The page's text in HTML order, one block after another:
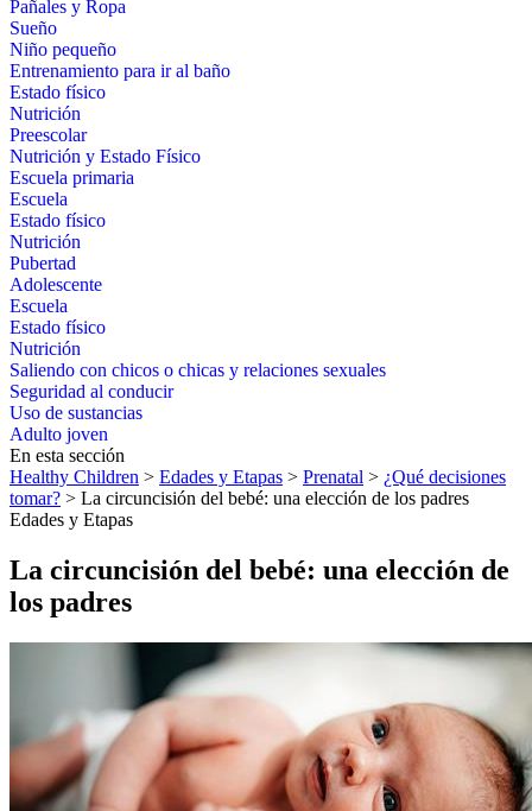
Pañales y Ropa
Sueño
Niño pequeño
Entrenamiento para ir al baño
Estado físico
Nutrición
Preescolar
Nutrición y Estado Físico
Escuela primaria
Escuela
Estado físico
Nutrición
Pubertad
Adolescente
Escuela
Estado físico
Nutrición
Saliendo con chicos o chicas y relaciones sexuales
Seguridad al conducir
Uso de sustancias
Adulto joven
En esta sección
Healthy Children > Edades y Etapas > Prenatal > ¿Qué decisiones
tomar? > La circuncisión del bebé: una elección de los padres
Edades y Etapas
La circuncisión del bebé: una elección de
los padres